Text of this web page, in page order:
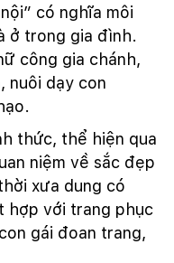
có nghĩa môi
ở trong gia đình.
công gia chánh,
nuôi dạy con
thức, thể hiện qua
niệm về sắc đẹp
xưa dung có
hợp với trang phục
gái đoan trang,